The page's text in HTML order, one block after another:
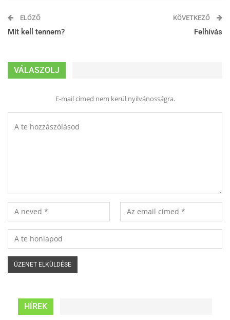
ELŐZŐ
Mit kell tennem?
KÖVETKEZŐ
Felhívás
VÁLASZOLJ
E-mail címed nem kerül nyilvánosságra.
HÍREK